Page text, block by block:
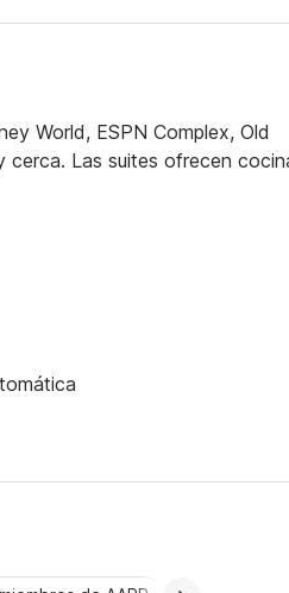
World, ESPN Complex, Old
cerca. Las suites ofrecen